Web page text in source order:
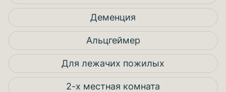
Деменция
Альцгеймер
Для лежачих пожилых
2-х местная комната